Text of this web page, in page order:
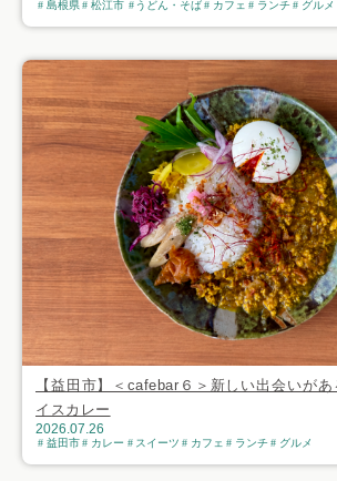
島根県 松江市 うどん・そば カフェ ランチ グルメ
【益田市】＜cafebar６＞新しい出会いが
イスカレー
2026.07.26
益田市 カレー スイーツ カフェ ランチ グルメ